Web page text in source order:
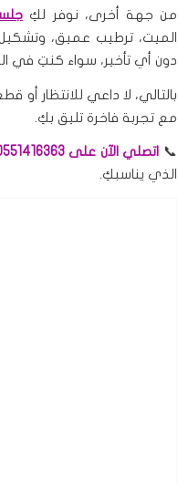
من جهة أخرى، نوفر لكِ
الميت، ترطيب عميق، وتشكيل
دون أي تأخير، سواء كنتِ في
بالتالي، لا داعي للانتظار أو
مع تجربة فاخرة تليق بكِ.
📞 اتصلي الآن على 0551416363
الذي يناسبكِ.